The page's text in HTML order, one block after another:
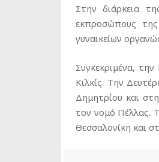
Στην διάρκεια
εκπροσώπους της
γυναικείων
Συγκεκριμένα,
Κιλκίς. Την
Δημητρίου και
τον νομό Πέλλας.
Θεσσαλονίκη και